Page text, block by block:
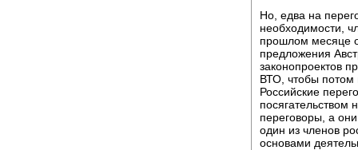
Но, едва на
необходимости,
прошлом месяце
предложения
законопроектов
ВТО, чтобы потом
Российские
посягательством
переговоры, а они
один из членов
основами